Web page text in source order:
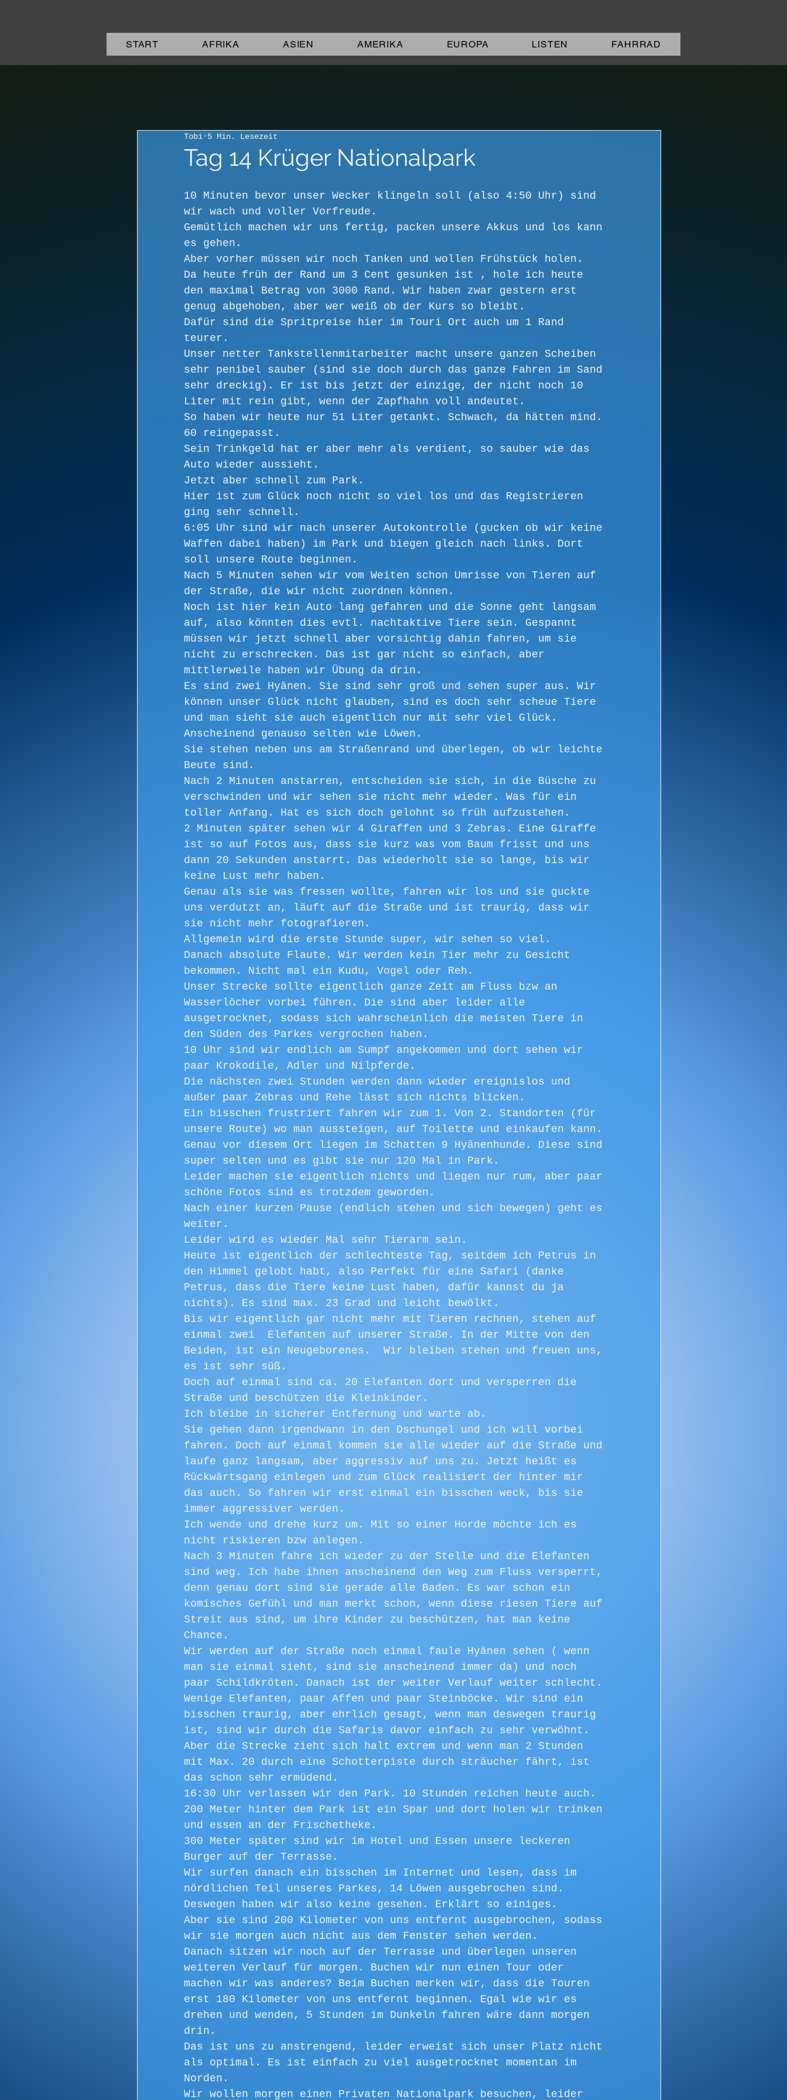
START AFRIKA ASIEN AMERIKA EUROPA LISTEN FAHRRAD
Tag 14 Krüger Nationalpark
Tobi 5 Min. Lesezeit
10 Minuten bevor unser Wecker klingeln soll (also 4:50 Uhr) sind
wir wach und voller Vorfreude.
Gemütlich machen wir uns fertig, packen unsere Akkus und los kann
es gehen.
Aber vorher müssen wir noch Tanken und wollen Frühstück holen.
Da heute früh der Rand um 3 Cent gesunken ist , hole ich heute
den maximal Betrag von 3000 Rand. Wir haben zwar gestern erst
genug abgehoben, aber wer weiß ob der Kurs so bleibt.
Dafür sind die Spritpreise hier im Touri Ort auch um 1 Rand
teurer.
Unser netter Tankstellenmitarbeiter macht unsere ganzen Scheiben
sehr penibel sauber (sind sie doch durch das ganze Fahren im Sand
sehr dreckig). Er ist bis jetzt der einzige, der nicht noch 10
Liter mit rein gibt, wenn der Zapfhahn voll andeutet.
So haben wir heute nur 51 Liter getankt. Schwach, da hätten mind.
60 reingepasst.
Sein Trinkgeld hat er aber mehr als verdient, so sauber wie das
Auto wieder aussieht.
Jetzt aber schnell zum Park.
Hier ist zum Glück noch nicht so viel los und das Registrieren
ging sehr schnell.
6:05 Uhr sind wir nach unserer Autokontrolle (gucken ob wir keine
Waffen dabei haben) im Park und biegen gleich nach links. Dort
soll unsere Route beginnen.
Nach 5 Minuten sehen wir vom Weiten schon Umrisse von Tieren auf
der Straße, die wir nicht zuordnen können.
Noch ist hier kein Auto lang gefahren und die Sonne geht langsam
auf, also könnten dies evtl. nachtaktive Tiere sein. Gespannt
müssen wir jetzt schnell aber vorsichtig dahin fahren, um sie
nicht zu erschrecken. Das ist gar nicht so einfach, aber
mittlerweile haben wir Übung da drin.
Es sind zwei Hyänen. Sie sind sehr groß und sehen super aus. Wir
können unser Glück nicht glauben, sind es doch sehr scheue Tiere
und man sieht sie auch eigentlich nur mit sehr viel Glück.
Anscheinend genauso selten wie Löwen.
Sie stehen neben uns am Straßenrand und überlegen, ob wir leichte
Beute sind.
Nach 2 Minuten anstarren, entscheiden sie sich, in die Büsche zu
verschwinden und wir sehen sie nicht mehr wieder. Was für ein
toller Anfang. Hat es sich doch gelohnt so früh aufzustehen.
2 Minuten später sehen wir 4 Giraffen und 3 Zebras. Eine Giraffe
ist so auf Fotos aus, dass sie kurz was vom Baum frisst und uns
dann 20 Sekunden anstarrt. Das wiederholt sie so lange, bis wir
keine Lust mehr haben.
Genau als sie was fressen wollte, fahren wir los und sie guckte
uns verdutzt an, läuft auf die Straße und ist traurig, dass wir
sie nicht mehr fotografieren.
Allgemein wird die erste Stunde super, wir sehen so viel.
Danach absolute Flaute. Wir werden kein Tier mehr zu Gesicht
bekommen. Nicht mal ein Kudu, Vogel oder Reh.
Unser Strecke sollte eigentlich ganze Zeit am Fluss bzw an
Wasserlöcher vorbei führen. Die sind aber leider alle
ausgetrocknet, sodass sich wahrscheinlich die meisten Tiere in
den Süden des Parkes vergrochen haben.
10 Uhr sind wir endlich am Sumpf angekommen und dort sehen wir
paar Krokodile, Adler und Nilpferde.
Die nächsten zwei Stunden werden dann wieder ereignislos und
außer paar Zebras und Rehe lässt sich nichts blicken.
Ein bisschen frustriert fahren wir zum 1. Von 2. Standorten (für
unsere Route) wo man aussteigen, auf Toilette und einkaufen kann.
Genau vor diesem Ort liegen im Schatten 9 Hyänenhunde. Diese sind
super selten und es gibt sie nur 120 Mal in Park.
Leider machen sie eigentlich nichts und liegen nur rum, aber paar
schöne Fotos sind es trotzdem geworden.
Nach einer kurzen Pause (endlich stehen und sich bewegen) geht es
weiter.
Leider wird es wieder Mal sehr Tierarm sein.
Heute ist eigentlich der schlechteste Tag, seitdem ich Petrus in
den Himmel gelobt habt, also Perfekt für eine Safari (danke
Petrus, dass die Tiere keine Lust haben, dafür kannst du ja
nichts). Es sind max. 23 Grad und leicht bewölkt.
Bis wir eigentlich gar nicht mehr mit Tieren rechnen, stehen auf
einmal zwei  Elefanten auf unserer Straße. In der Mitte von den
Beiden, ist ein Neugeborenes.  Wir bleiben stehen und freuen uns,
es ist sehr süß.
Doch auf einmal sind ca. 20 Elefanten dort und versperren die
Straße und beschützen die Kleinkinder.
Ich bleibe in sicherer Entfernung und warte ab.
Sie gehen dann irgendwann in den Dschungel und ich will vorbei
fahren. Doch auf einmal kommen sie alle wieder auf die Straße und
laufe ganz langsam, aber aggressiv auf uns zu. Jetzt heißt es
Rückwärtsgang einlegen und zum Glück realisiert der hinter mir
das auch. So fahren wir erst einmal ein bisschen weck, bis sie
immer aggressiver werden.
Ich wende und drehe kurz um. Mit so einer Horde möchte ich es
nicht riskieren bzw anlegen.
Nach 3 Minuten fahre ich wieder zu der Stelle und die Elefanten
sind weg. Ich habe ihnen anscheinend den Weg zum Fluss versperrt,
denn genau dort sind sie gerade alle Baden. Es war schon ein
komisches Gefühl und man merkt schon, wenn diese riesen Tiere auf
Streit aus sind, um ihre Kinder zu beschützen, hat man keine
Chance.
Wir werden auf der Straße noch einmal faule Hyänen sehen ( wenn
man sie einmal sieht, sind sie anscheinend immer da) und noch
paar Schildkröten. Danach ist der weiter Verlauf weiter schlecht.
Wenige Elefanten, paar Affen und paar Steinböcke. Wir sind ein
bisschen traurig, aber ehrlich gesagt, wenn man deswegen traurig
ist, sind wir durch die Safaris davor einfach zu sehr verwöhnt.
Aber die Strecke zieht sich halt extrem und wenn man 2 Stunden
mit Max. 20 durch eine Schotterpiste durch sträucher fährt, ist
das schon sehr ermüdend.
16:30 Uhr verlassen wir den Park. 10 Stunden reichen heute auch.
200 Meter hinter dem Park ist ein Spar und dort holen wir trinken
und essen an der Frischetheke.
300 Meter später sind wir im Hotel und Essen unsere leckeren
Burger auf der Terrasse.
Wir surfen danach ein bisschen im Internet und lesen, dass im
nördlichen Teil unseres Parkes, 14 Löwen ausgebrochen sind.
Deswegen haben wir also keine gesehen. Erklärt so einiges.
Aber sie sind 200 Kilometer von uns entfernt ausgebrochen, sodass
wir sie morgen auch nicht aus dem Fenster sehen werden.
Danach sitzen wir noch auf der Terrasse und überlegen unseren
weiteren Verlauf für morgen. Buchen wir nun einen Tour oder
machen wir was anderes? Beim Buchen merken wir, dass die Touren
erst 180 Kilometer von uns entfernt beginnen. Egal wie wir es
drehen und wenden, 5 Stunden im Dunkeln fahren wäre dann morgen
drin.
Das ist uns zu anstrengend, leider erweist sich unser Platz nicht
als optimal. Es ist einfach zu viel ausgetrocknet momentan im
Norden.
Wir wollen morgen einen Privaten Nationalpark besuchen, leider